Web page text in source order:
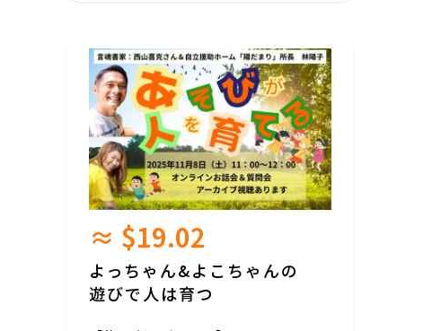
ことを覚えていて、
あとからお話ししてくれる子どもたちがい
るんです。
💛 池川明先生は、そんな“赤ちゃんの声”を
集めてきた産婦人科の先生。
「ここで生まれたい！」と選んできた理由
を知ると、
心がふわっとあたたかくなります。
🌱 聴いたあと、きっと思うはず。
「生まれてきてくれてありがとう」「生ま
れてきてよかった」って。
池川 明先生
≈ $19.02
よっちゃん&よこちゃんの
遊びで人は育つ